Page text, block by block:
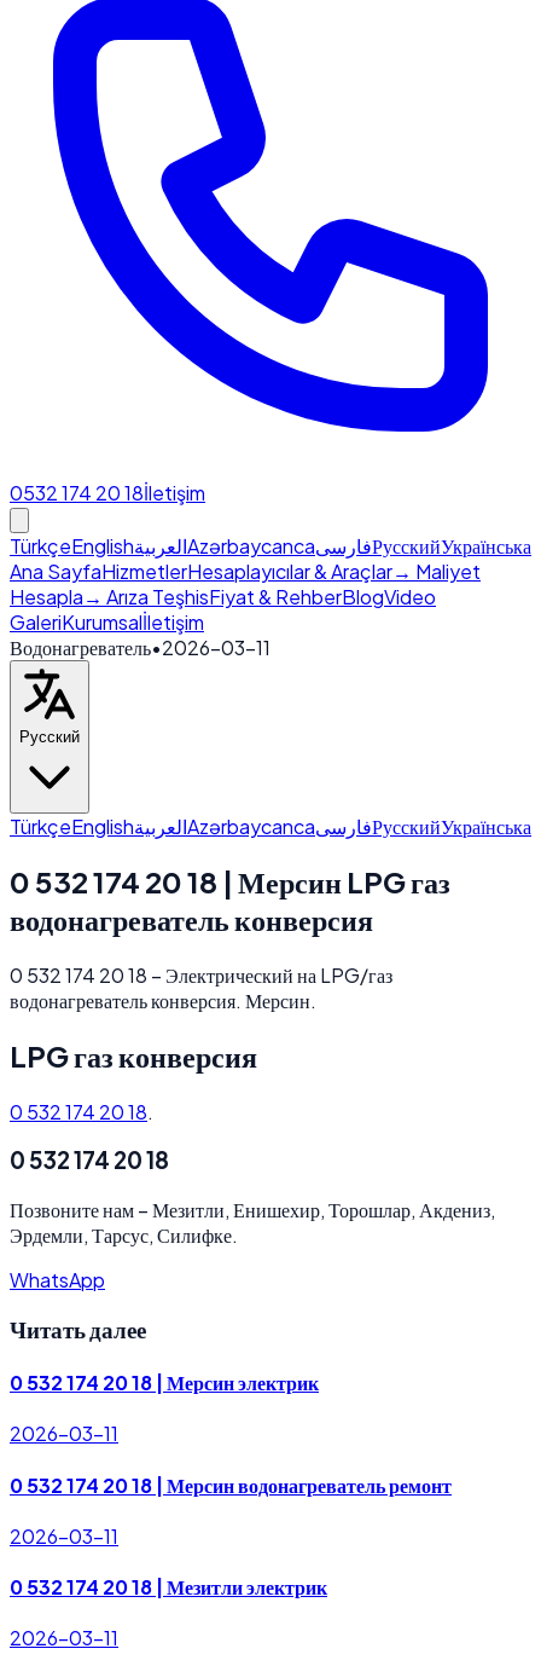
0532 174 20 18İletişim
TürkçeEnglishالعربيةAzərbaycancaفارسیРусскийУкраїнська
Ana SayfaHizmetlerHesaplayıcılar & Araçlar→ Maliyet
Hesapla→ Arıza TeşhisFiyat & RehberBlogVideo
GaleriKurumsalİletişim
Водонагреватель•2026-03-11
Русский
TürkçeEnglishالعربيةAzərbaycancaفارسیРусскийУкраїнська
0 532 174 20 18 | Мерсин LPG газ
водонагреватель конверсия
0 532 174 20 18 – Электрический на LPG/газ
водонагреватель конверсия. Мерсин.
LPG газ конверсия
0 532 174 20 18.
0 532 174 20 18
Позвоните нам–Мезитли, Енишехир, Торошлар, Акдениз,
Эрдемли, Тарсус, Силифке.
WhatsApp
Читать далее
0 532 174 20 18 | Мерсин электрик
2026-03-11
0 532 174 20 18 | Мерсин водонагреватель ремонт
2026-03-11
0 532 174 20 18 | Мезитли электрик
2026-03-11